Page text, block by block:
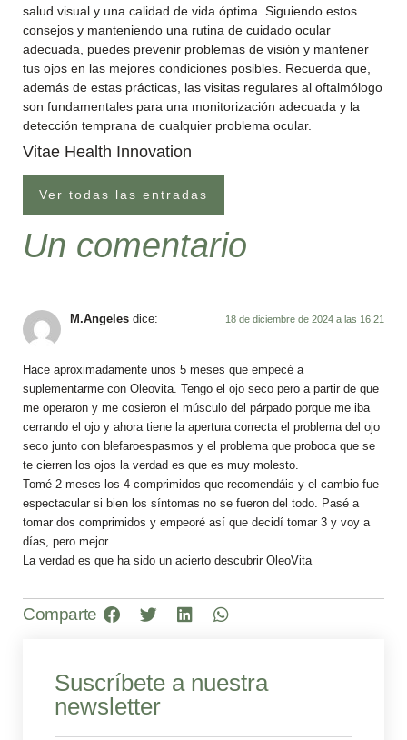
salud visual y una calidad de vida óptima. Siguiendo estos
consejos y manteniendo una rutina de cuidado ocular
adecuada, puedes prevenir problemas de visión y mantener
tus ojos en las mejores condiciones posibles. Recuerda que,
además de estas prácticas, las visitas regulares al oftalmólogo
son fundamentales para una monitorización adecuada y la
detección temprana de cualquier problema ocular.
Vitae Health Innovation
Ver todas las entradas
Un comentario
M.Angeles dice: 18 de diciembre de 2024 a las 16:21
Hace aproximadamente unos 5 meses que empecé a
suplementarme con Oleovita. Tengo el ojo seco pero a partir de que
me operaron y me cosieron el músculo del párpado porque me iba
cerrando el ojo y ahora tiene la apertura correcta el problema del ojo
seco junto con blefaroespasmos y el problema que proboca que se
te cierren los ojos la verdad es que es muy molesto.
Tomé 2 meses los 4 comprimidos que recomendáis y el cambio fue
espectacular si bien los síntomas no se fueron del todo. Pasé a
tomar dos comprimidos y empeoré así que decidí tomar 3 y voy a
días, pero mejor.
La verdad es que ha sido un acierto descubrir OleoVita
Comparte
Suscríbete a nuestra
newsletter